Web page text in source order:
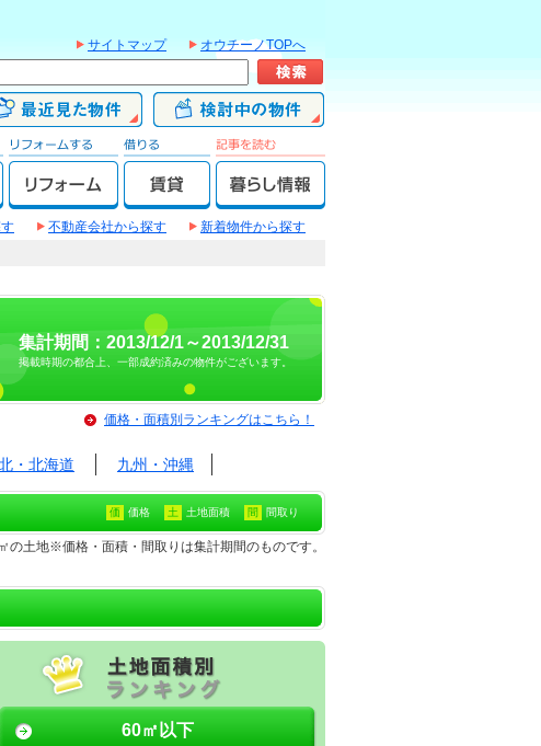
サイトマップ オウチーノTOPへ
不動産会社から探す
新着物件から探す
集計期間：2013/12/1～2013/12/31
掲載時期の都合上、一部成約済みの物件がございます。
価格・面積別ランキングはこちら！
・北海道 九州・沖縄
価 価格 土 土地面積 間 間取り
土地※価格・面積・間取りは集計期間のものです。
60㎡以下